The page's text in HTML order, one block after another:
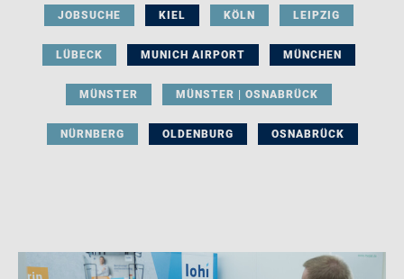
JOBSUCHE KIEL KÖLN LEIPZIG
LÜBECK MUNICH AIRPORT MÜNCHEN
MÜNSTER MÜNSTER | OSNABRÜCK
NÜRNBERG OLDENBURG OSNABRÜCK